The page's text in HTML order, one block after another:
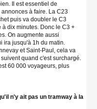
Il est essentiel de
à faire. La C23
puis va doubler le C3
dix minutes. Donc le C3 +
On augmente aussi
ira jusqu'à 1h du matin.
et Saint-Paul, cela va
quand c'est surchargé.
60 000 voyageurs, plus
n'y ait pas un tramway à la